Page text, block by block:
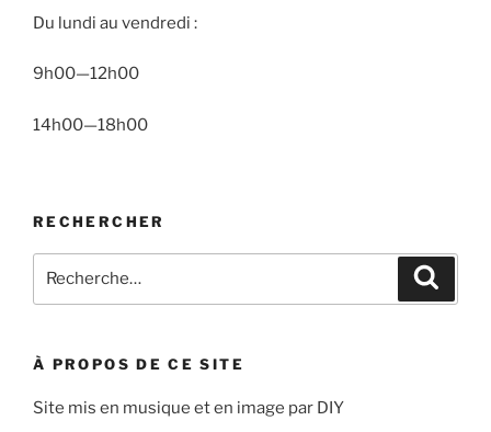
Du lundi au vendredi :
9h00—12h00
14h00—18h00
RECHERCHER
pour
À PROPOS DE CE SITE
Site mis en musique et en image par DIY